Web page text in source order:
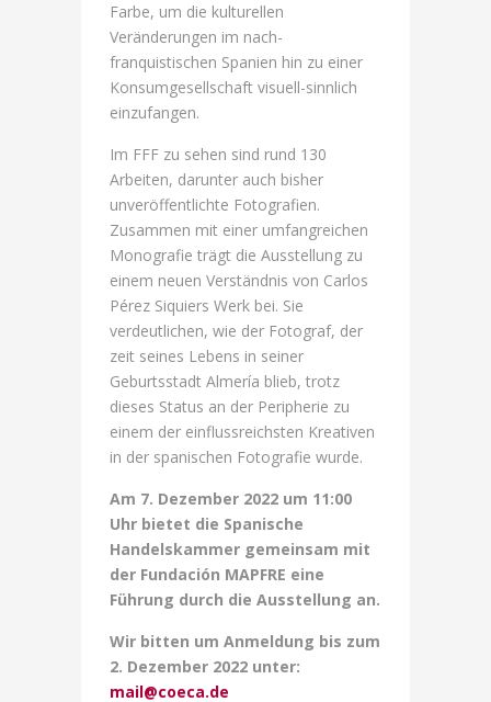
Farbe, um die kulturellen
Veränderungen im nach-
franquistischen Spanien hin zu einer
Konsumgesellschaft visuell-sinnlich
einzufangen.
Im FFF zu sehen sind rund 130
Arbeiten, darunter auch bisher
unveröffentlichte Fotografien.
Zusammen mit einer umfangreichen
Monografie trägt die Ausstellung zu
einem neuen Verständnis von Carlos
Pérez Siquiers Werk bei. Sie
verdeutlichen, wie der Fotograf, der
zeit seines Lebens in seiner
Geburtsstadt Almería blieb, trotz
dieses Status an der Peripherie zu
einem der einflussreichsten Kreativen
in der spanischen Fotografie wurde.
Am 7. Dezember 2022 um 11:00
Uhr bietet die Spanische
Handelskammer gemeinsam mit
der Fundación MAPFRE eine
Führung durch die Ausstellung an.
Wir bitten um Anmeldung bis zum
2. Dezember 2022 unter:
mail@coeca.de